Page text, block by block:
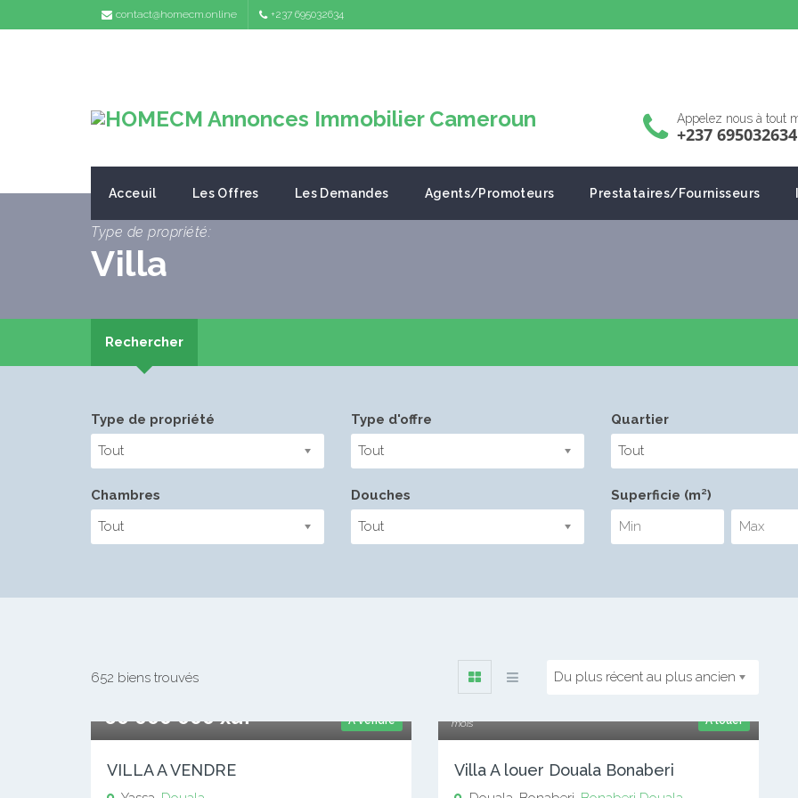
contact@homecm.online +237 695032634
Appelez nous à tout
+237 695032634
Acceuil Les Offres Les Demandes Agents/Promoteurs Prestataires/Fournisseurs
Type de propriété:
Villa
Rechercher
Type de propriété
Tout
Type d'offre
Tout
Quartier
Tout
Chambres
Tout
Douches
Tout
Superficie (m²)
652 biens trouvés Du plus récent au plus ancien
A vendre
60 000 000 xaf
VILLA A VENDRE
A louer
300 000 xaf
mois
Villa A louer Douala Bonaberi